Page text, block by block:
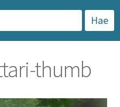
thumb